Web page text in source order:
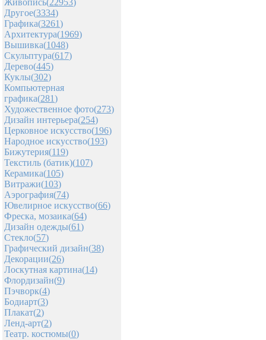
Живопись(22953)
Другое(3334)
Графика(3261)
Архитектура(1969)
Вышивка(1048)
Скульптура(617)
Дерево(445)
Куклы(302)
Компьютерная
графика(281)
Художественное фото(273)
Дизайн интерьера(254)
Церковное искусство(196)
Народное искусство(193)
Бижутерия(119)
Текстиль (батик)(107)
Керамика(105)
Витражи(103)
Аэрография(74)
Ювелирное искусство(66)
Фреска, мозаика(64)
Дизайн одежды(61)
Стекло(57)
Графический дизайн(38)
Декорации(26)
Лоскутная картина(14)
Флордизайн(9)
Пэчворк(4)
Бодиарт(3)
Плакат(2)
Ленд-арт(2)
Театр. костюмы(0)